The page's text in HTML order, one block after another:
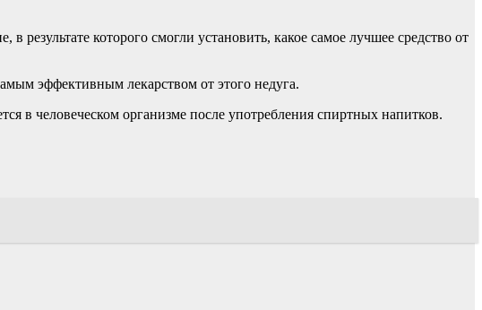
которого смогли установить, какое самое лучшее средство от
эффективным лекарством от этого недуга.
в человеческом организме после употребления спиртных напитков.